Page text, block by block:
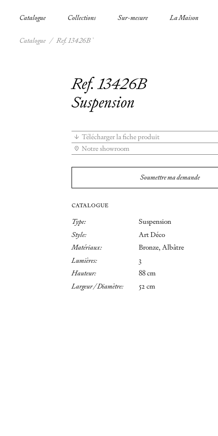
Catalogue Collections Sur-mesure La Maison
Catalogue/Ref. 13426B
Ref. 13426B
Suspension
Télécharger la fiche produit
Notre showroom
Soumettre ma demande
CATALOGUE
Type:
Suspension
Style:
Art Déco
Matériaux:
Bronze, Albâtre
Lumières:
3
Hauteur:
88 cm
Largeur / Diamètre:
52 cm